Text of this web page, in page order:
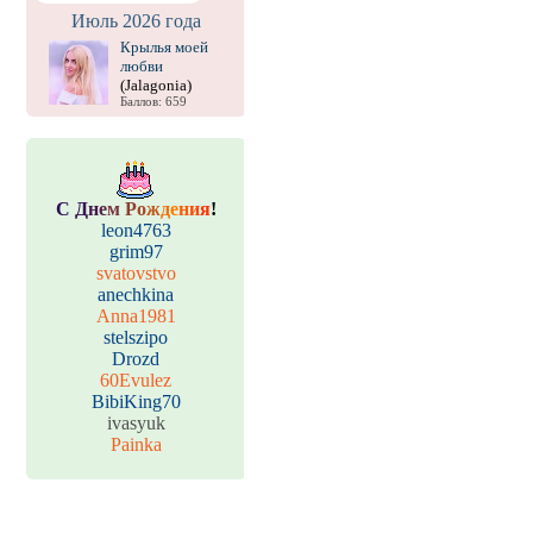
Июль 2026 года
Крылья моей
любви
(Jalagonia)
Баллов: 659
С Днем Рождения!
leon4763
grim97
svatovstvo
anechkina
Anna1981
stelszipo
Drozd
60Evulez
BibiKing70
ivasyuk
Painka